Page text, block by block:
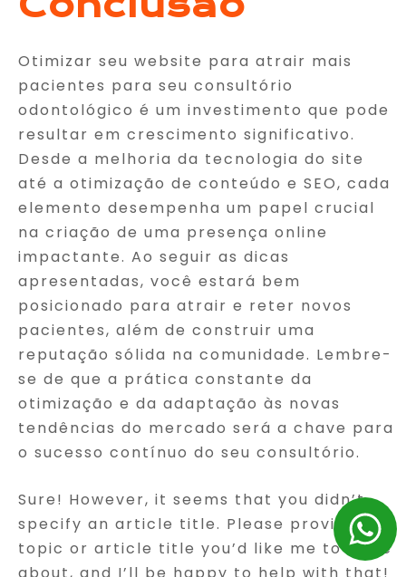
Otimizar seu website para atrair mais
pacientes para seu consultório
odontológico é um investimento que pode
resultar em crescimento significativo.
Desde a melhoria da tecnologia do site
até a otimização de conteúdo e SEO, cada
elemento desempenha um papel crucial
na criação de uma presença online
impactante. Ao seguir as dicas
apresentadas, você estará bem
posicionado para atrair e reter novos
pacientes, além de construir uma
reputação sólida na comunidade. Lembre-
se de que a prática constante da
otimização e da adaptação às novas
tendências do mercado será a chave para
o sucesso contínuo do seu consultório.
Sure! However, it seems that you didn’t
specify an article title. Please provide a
topic or article title you’d like me to write
about, and I’ll be happy to help with that!